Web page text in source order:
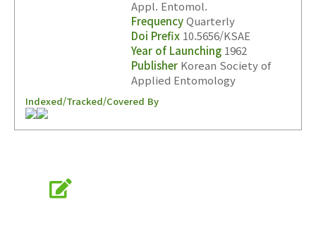
Appl. Entomol.
FrequencyQuarterly
Doi Prefix 10.5656/KSAE
Year of Launching 1962
Publisher Korean Society of
Applied Entomology
Indexed/Tracked/Covered By